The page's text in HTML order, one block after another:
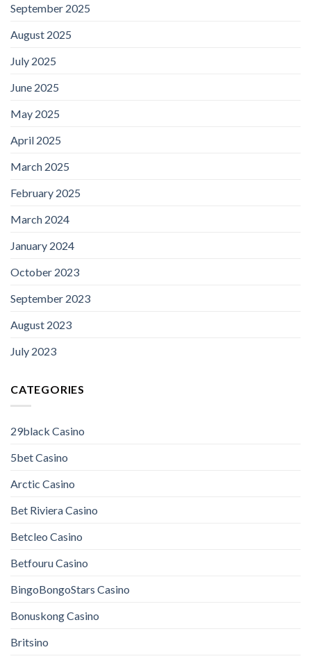
September 2025
August 2025
July 2025
June 2025
May 2025
April 2025
March 2025
February 2025
March 2024
January 2024
October 2023
September 2023
August 2023
July 2023
CATEGORIES
29black Casino
5bet Casino
Arctic Casino
Bet Riviera Casino
Betcleo Casino
Betfouru Casino
BingoBongoStars Casino
Bonuskong Casino
Britsino